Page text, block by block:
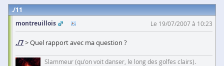
11
montreuillois
Le 19/07/2007 à 10:23
./7> Quel rapport avec ma question ?
Slammeur (qu'on voit danser, le long des golfes clairs).